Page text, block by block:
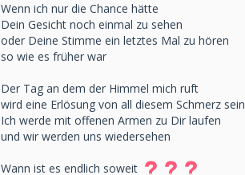
Wenn ich nur die Chance hätte
Dein Gesicht noch einmal zu sehen
oder Deine Stimme ein letztes Mal zu hören
so wie es früher war
Der Tag an dem der Himmel mich ruft
wird eine Erlösung von all diesem Schmerz sein
Ich werde mit offenen Armen zu Dir laufen
und wir werden uns wiedersehen
Wann ist es endlich soweit